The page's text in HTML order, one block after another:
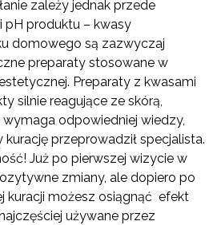
zależy jednak przede
pH produktu – kwasy
domowego są zazwyczaj
preparaty stosowane w
Preparaty z kwasami
silnie reagujące ze skórą,
odpowiedniej wiedzy,
przeprowadził specjalista.
Już po pierwszej wizycie w
zmiany, ale dopiero po
kuracji możesz osiągnąć efekt
używane przez